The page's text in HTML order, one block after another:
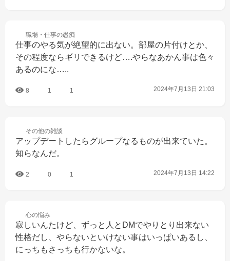
職場・仕事の愚痴
仕事のやる気が絶望的に出ない。部屋の片付けとか、
その程度ならギリできるけど….やらなあかん事は色々
あるのにな…..
8 1 1 2024年7月13日 21:03
その他の雑談
アップデートしたらグループなるものが出来ていた。
知らなんだ。
2 0 1 2024年7月13日 14:22
心の悩み
寂しいんたけど、ずっと人とDMでやりとり出来ない
性格だし、やらないといけない事はいっぱいあるし、
にっちもさっちも行かないな。